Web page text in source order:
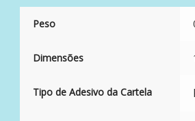
Peso
Dimensões
Tipo de Adesivo da Cartela